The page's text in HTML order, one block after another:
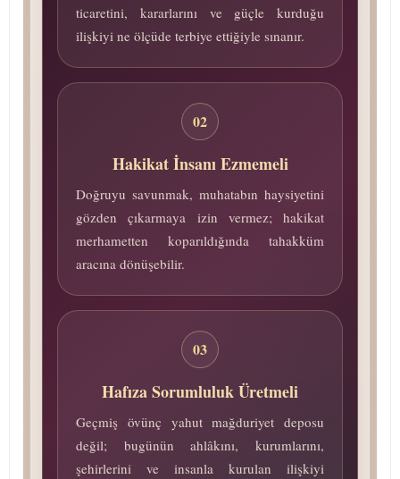
ticaretini, kararlarını ve güçle kurduğu
ilişkiyi ne ölçüde terbiye ettiğiyle sınanır.
02
Hakikat İnsanı Ezmemeli
Doğruyu savunmak, muhatabın haysiyetini
gözden çıkarmaya izin vermez; hakikat
merhametten koparıldığında tahakküm
aracına dönüşebilir.
03
Hafıza Sorumluluk Üretmeli
Geçmiş övünç yahut mağduriyet deposu
değil; bugünün ahlâkını, kurumlarını,
şehirlerini ve insanla kurulan ilişkiyi